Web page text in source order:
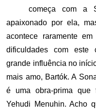
começa com a
apaixonado por ela,
acontece raramente
dificuldades com este
grande influência no
mais amo, Bartók. A
é uma obra-prima que
Yehudi Menuhin. Acho